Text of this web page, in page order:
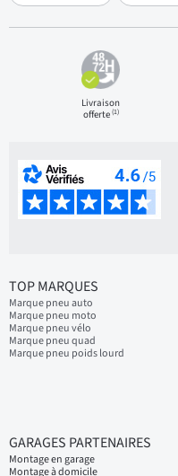
Livraison
offerte(1)
TOP MARQUES
Marque pneu auto
Marque pneu moto
Marque pneu vélo
Marque pneu quad
Marque pneu poids lourd
GARAGES PARTENAIRES
Montage en garage
Montage à domicile